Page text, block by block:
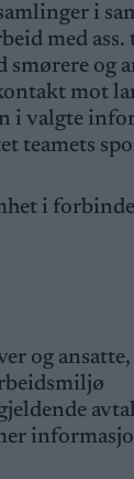
i
med ass.
og
mot
i valgte
teamets
i
og